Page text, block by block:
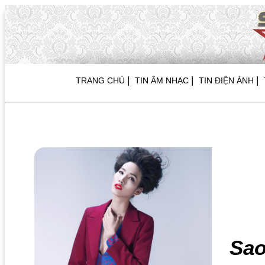
TRANG CHỦ | TIN ÂM NHẠC | TIN ĐIỆN ẢNH |